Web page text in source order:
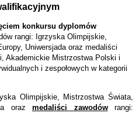
konkursu dyplomów
rangi: Igrzyska Olimpijskie,
Uniwersjada oraz medaliści
Akademickie Mistrzostwa Polski i
i zespołowych w kategorii
Olimpijskie, Mistrzostwa Świata,
oraz medaliści zawodówrangi: